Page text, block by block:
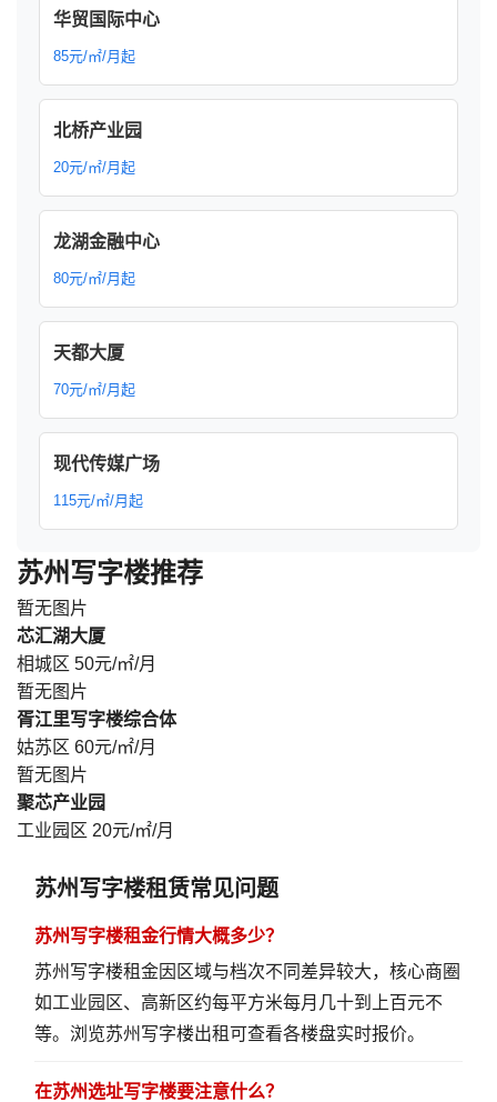
华贸国际中心
85元/㎡/月起
北桥产业园
20元/㎡/月起
龙湖金融中心
80元/㎡/月起
天都大厦
70元/㎡/月起
现代传媒广场
115元/㎡/月起
苏州写字楼推荐
暂无图片
芯汇湖大厦
相城区 50元/㎡/月
暂无图片
胥江里写字楼综合体
姑苏区 60元/㎡/月
暂无图片
聚芯产业园
工业园区 20元/㎡/月
苏州写字楼租赁常见问题
苏州写字楼租金行情大概多少？
苏州写字楼租金因区域与档次不同差异较大，核心商圈
如工业园区、高新区约每平方米每月几十到上百元不
等。 浏览苏州写字楼出租可查看各楼盘实时报价。
在苏州选址写字楼要注意什么？